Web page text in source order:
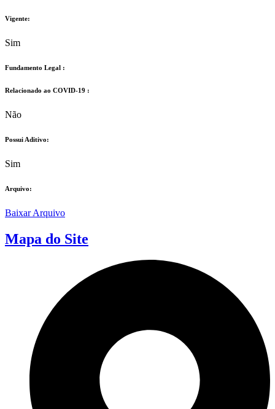
Vigente:
Sim
Fundamento Legal :​
Relacionado ao COVID-19 :​
Não
Possui Aditivo:​
Sim
Arquivo:
Baixar Arquivo
Mapa do Site